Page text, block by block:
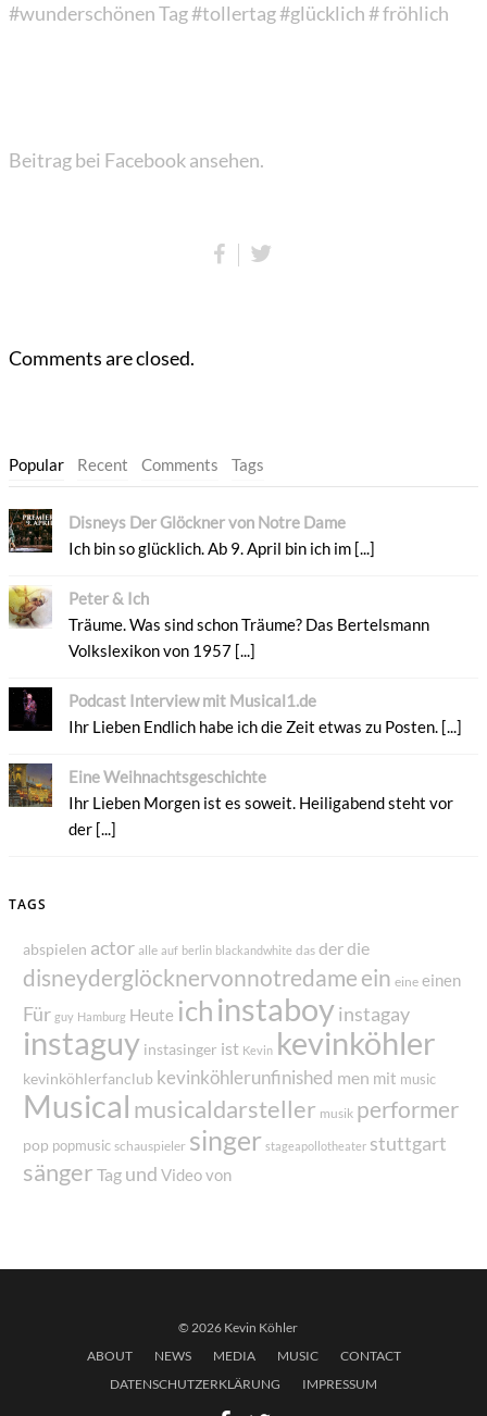
#wunderschönen Tag#tollertag#glücklich# fröhlich
Beitrag bei Facebook ansehen.
Comments are closed.
Popular Recent Comments Tags
Disneys Der Glöckner von Notre Dame
Ich bin so glücklich. Ab 9. April bin ich im [...]
Peter & Ich
Träume. Was sind schon Träume? Das Bertelsmann
Volkslexikon von 1957 [...]
Podcast Interview mit Musical1.de
Ihr Lieben Endlich habe ich die Zeit etwas zu Posten. [...]
Eine Weihnachtsgeschichte
Ihr Lieben Morgen ist es soweit. Heiligabend steht vor
der [...]
TAGS
abspielen actor alle auf berlin blackandwhite das derdie
disneyderglöcknervonnotredame ein eine einen
Für guy Hamburg Heute ichinstaboy instagay
instaguy instasinger ist Kevin kevinköhler
kevinköhlerfanclub kevinköhlerunfinished men mit music
Musical musicaldarsteller musik performer
pop popmusic schauspieler singer stageapollotheater stuttgart
sänger Tag und Video von
© 2026 Kevin Köhler
ABOUT
NEWS MEDIA MUSIC
CONTACT
DATENSCHUTZERKLÄRUNG
IMPRESSUM